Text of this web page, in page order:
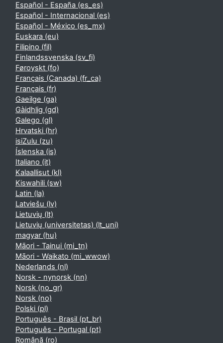
Español - España ‎(es_es)‎
Español - Internacional ‎(es)‎
Español - México ‎(es_mx)‎
Euskara ‎(eu)‎
Filipino ‎(fil)‎
Finlandssvenska ‎(sv_fi)‎
Føroyskt ‎(fo)‎
Français (Canada) ‎(fr_ca)‎
Français ‎(fr)‎
Gaeilge ‎(ga)‎
Gàidhlig ‎(gd)‎
Galego ‎(gl)‎
Hrvatski ‎(hr)‎
isiZulu ‎(zu)‎
Íslenska ‎(is)‎
Italiano ‎(it)‎
Kalaallisut ‎(kl)‎
Kiswahili ‎(sw)‎
Latin ‎(la)‎
Latviešu ‎(lv)‎
Lietuvių ‎(lt)‎
Lietuvių (universitetas) ‎(lt_uni)‎
magyar ‎(hu)‎
Māori - Tainui ‎(mi_tn)‎
Māori - Waikato ‎(mi_wwow)‎
Nederlands ‎(nl)‎
Norsk - nynorsk ‎(nn)‎
Norsk ‎(no_gr)‎
Norsk ‎(no)‎
Polski ‎(pl)‎
Português - Brasil ‎(pt_br)‎
Português - Portugal ‎(pt)‎
Română ‎(ro)‎